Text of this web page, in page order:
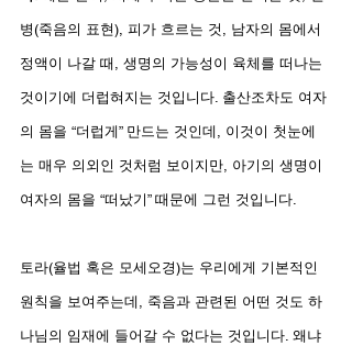
병(죽음의 표현), 피가 흐르는 것, 남자의 몸에서
정액이 나갈 때, 생명의 가능성이 육체를 떠나는
것이기에 더럽혀지는 것입니다. 출산조차도 여자
의 몸을 “더럽게” 만드는 것인데, 이것이 첫눈에
는 매우 의외인 것처럼 보이지만, 아기의 생명이
여자의 몸을 “떠났기” 때문에 그런 것입니다.
토라(율법 혹은 모세오경)는 우리에게 기본적인
원칙을 보여주는데, 죽음과 관련된 어떤 것도 하
나님의 임재에 들어갈 수 없다는 것입니다. 왜냐